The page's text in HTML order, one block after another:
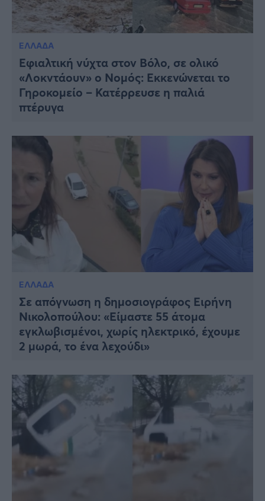
ΕΛΛΑΔΑ
Εφιαλτική νύχτα στον Βόλο, σε ολικό
«Λοκντάουν» ο Νομός: Εκκενώνεται το
Γηροκομείο – Κατέρρευσε η παλιά
πτέρυγα
ΕΛΛΑΔΑ
Σε απόγνωση η δημοσιογράφος Ειρήνη
Νικολοπούλου: «Είμαστε 55 άτομα
εγκλωβισμένοι, χωρίς ηλεκτρικό, έχουμε
2 μωρά, το ένα λεχούδι»